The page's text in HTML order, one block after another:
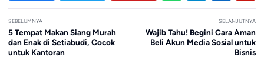
SEBELUMNYA
5 Tempat Makan Siang Murah
dan Enak di Setiabudi, Cocok
untuk Kantoran
SELANJUTNYA
Wajib Tahu! Begini Cara Aman
Beli Akun Media Sosial untuk
Bisnis